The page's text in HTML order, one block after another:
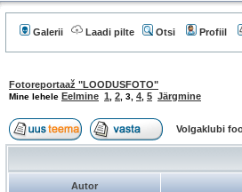
Galerii Laadi pilte Otsi Profiil
Fotoreportaaž "LOODUSFOTO"
Mine lehele Eelmine 1 2 3 4 5 Järgmine
Volgaklubi
Autor